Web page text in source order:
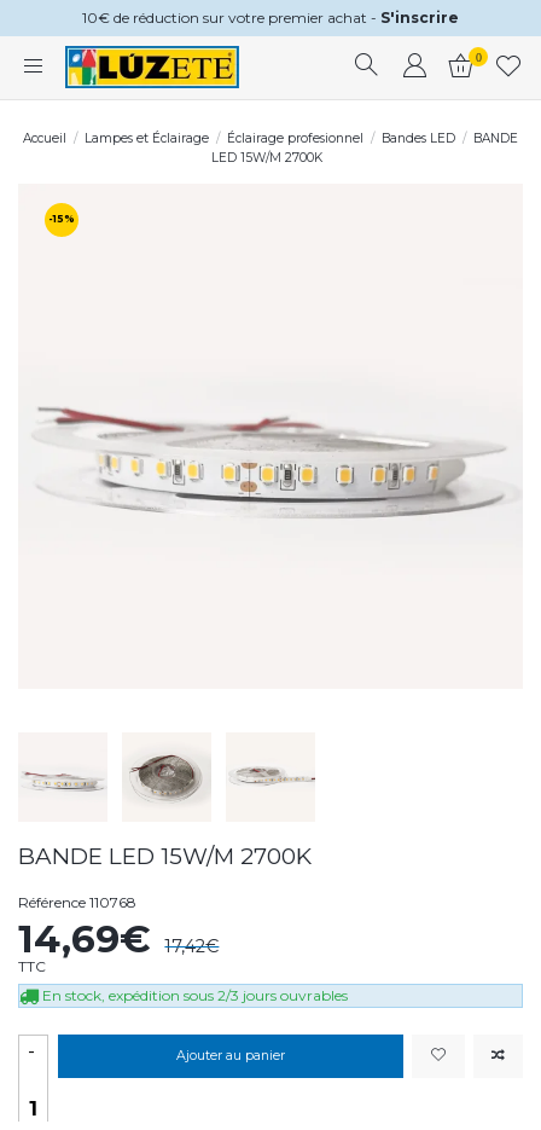
10€ de réduction sur votre premier achat - S'inscrire
0
Accueil Lampes et Éclairage Éclairage profesionnel Bandes LED
BANDE
LED 15W/M 2700K
-15%
BANDE LED 15W/M 2700K
Référence 110768
14,69€ 17,42€
TTC
En stock, expédition sous 2/3 jours ouvrables
- Ajouter au panier